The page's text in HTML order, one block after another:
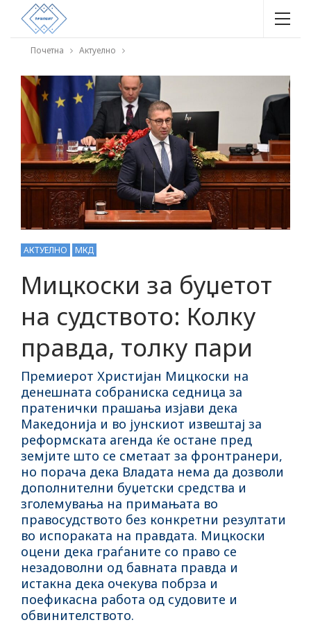
Почетна Актуелно
АКТУЕЛНО МКД
Мицкоски за буџетот
на судството: Колку
правда, толку пари
Премиерот Христијан Мицкоски на
денешната собраниска седница за
пратенички прашања изјави дека
Македонија и во јунскиот извештај за
реформската агенда ќе остане пред
земјите што се сметаат за фронтранери,
но порача дека Владата нема да дозволи
дополнителни буџетски средства и
зголемувања на примањата во
правосудството без конкретни резултати
во испораката на правдата. Мицкоски
оцени дека граѓаните со право се
незадоволни од бавната правда и
истакна дека очекува побрза и
поефикасна работа од судовите и
обвинителството.